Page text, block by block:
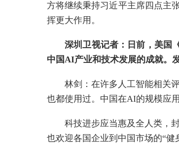
方将继续秉持习近平主席四点主
挥更大作用。
深圳卫视记者：日前，美国
中国AI产业和技术发展的成就。
林剑：在许多人工智能相关
也都使用过。中国在AI的规模应
科技进步应当惠及全人类，
也欢迎各国企业到中国市场的“健